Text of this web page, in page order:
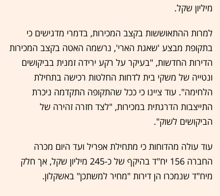
מיליון שקל.
למרות ההתאוששות בקצב המכירות, בדמרי מדגישים כי
בתקופת מבצע 'שאגת הארי', נרשמה האטה בקצב המכירות
הדירות החדשות, "בעיקר על רקע ירידה זמנית בביקושים
ונטייה של משקי בית לדחות החלטות רכישה בתחילת
הלחימה". עוד ציינו כי ככל שהתקופה התקדמה ניכרת
התייצבות הדרגתית במכירות, "לצד חזרה זהירה של
הביקושים לשוק".
עוד עולה מהדוחות כי מתחילת אפריל ועד היום מכרה
החברה 156 יח"ד בהיקף של כ-245 מיליון שקל, אך חלק
מיח"ד שנמכרו הן דירות "מחיר למשתכן" באשקלון.